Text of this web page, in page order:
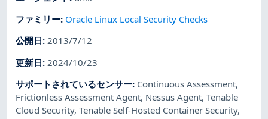
ファミリー: Oracle Linux Local Security Checks
公開日:2013/7/12
更新日: 2024/10/23
サポートされているセンサー: Continuous Assessment,
Frictionless Assessment Agent, Nessus Agent,Tenable
Cloud Security,Tenable Self-Hosted Container Security,